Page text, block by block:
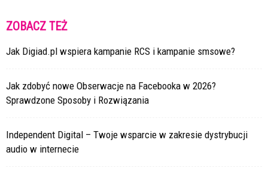
ZOBACZ TEŻ
Jak Digiad.pl wspiera kampanie RCS i kampanie smsowe?
Jak zdobyć nowe Obserwacje na Facebooka w 2026?
Sprawdzone Sposoby i Rozwiązania
Independent Digital – Twoje wsparcie w zakresie dystrybucji
audio w internecie